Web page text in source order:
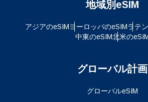
地域別eSIM
アジアのeSIMヨーロッパのeSIMラテ
中東のeSIM北米の
グローバル計画
グローバルeSIM